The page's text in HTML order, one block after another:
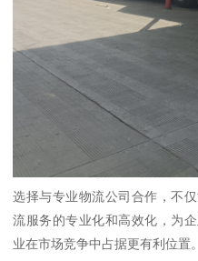
选择与专业物流公司合作，不
流服务的专业化和高效化，为
业在市场竞争中占据更有利位置。